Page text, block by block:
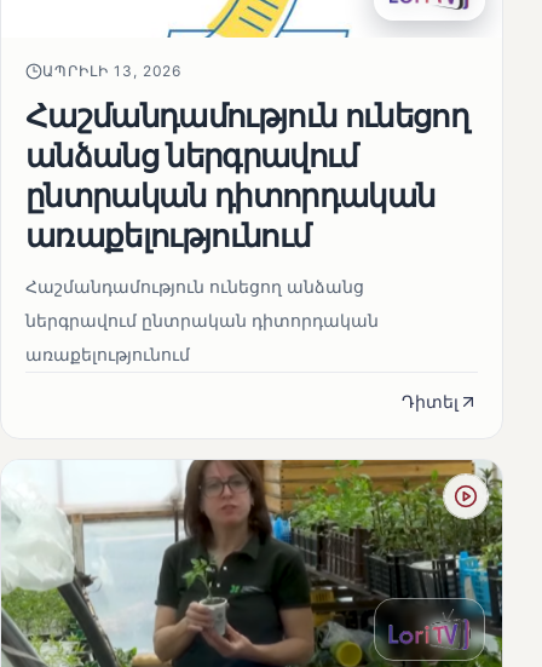
ԱՊՐԻԼԻ 13, 2026
Հաշմանդամություն ունեցող
անձանց ներգրավում
ընտրական դիտորդական
առաքելությունում
Հաշմանդամություն ունեցող անձանց
ներգրավում ընտրական դիտորդական
առաքելությունում
Դիտել